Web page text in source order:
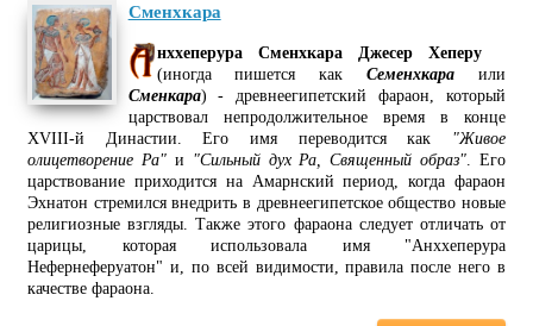
Сменхкара
нххеперура Сменхкара Джесер Хеперу
(иногда пишется какСеменхкара или
Сменкара) - древнеегипетский фараон, который
царствовал непродолжительное время в конце
XVIII-й Династии. Его имя переводится как "Живое
олицетворение Ра"и "Сильный дух Ра, Священный образ". Его
царствование приходится на Амарнский период, когда фараон
Эхнатон стремился внедрить в древнеегипетское общество новые
религиозные взгляды. Также этого фараона следует отличать от
царицы, которая использовала имя "Анххеперура
Нефернеферуатон" и, по всей видимости, правила после него в
качестве фараона.